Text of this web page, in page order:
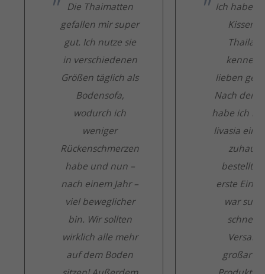
Ich habe
Kissen
kennen
lieben
Nach der
habe ich
livasia
zuhause
bestellt.
erste
war
Versand,
Die Thaimatten
gefallen mir super
gut. Ich nutze sie
in verschiedenen
Größen täglich als
Bodensofa,
wodurch ich
weniger
Rückenschmerzen
habe und nun –
nach einem Jahr –
viel beweglicher
bin. Wir sollten
wirklich alle mehr
auf dem Boden